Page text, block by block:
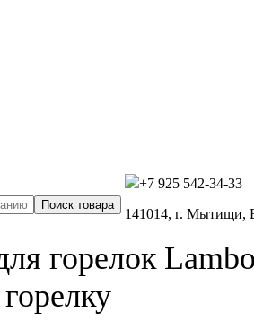
+7 925 542-34-33
141014, г. Мытищи,
горелок